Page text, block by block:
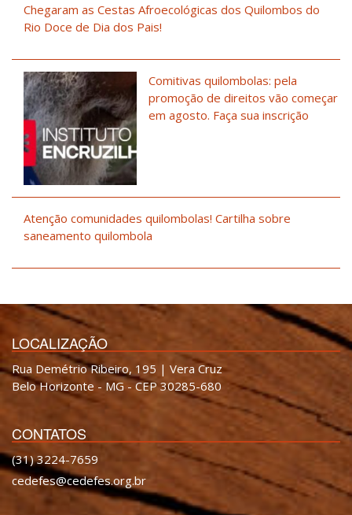
Chegaram as Cestas Afroecológicas dos Quilombos do
Rio Doce de Dia dos Pais!
Comitivas quilombolas: pela
promoção de direitos vão começar
em agosto. Faça sua inscrição
Atenção comunidades quilombolas! Cartilha sobre
saneamento quilombola
LOCALIZAÇÃO
Rua Demétrio Ribeiro, 195 | Vera Cruz
Belo Horizonte - MG - CEP 30285-680
CONTATOS
(31) 3224-7659
cedefes@cedefes.org.br